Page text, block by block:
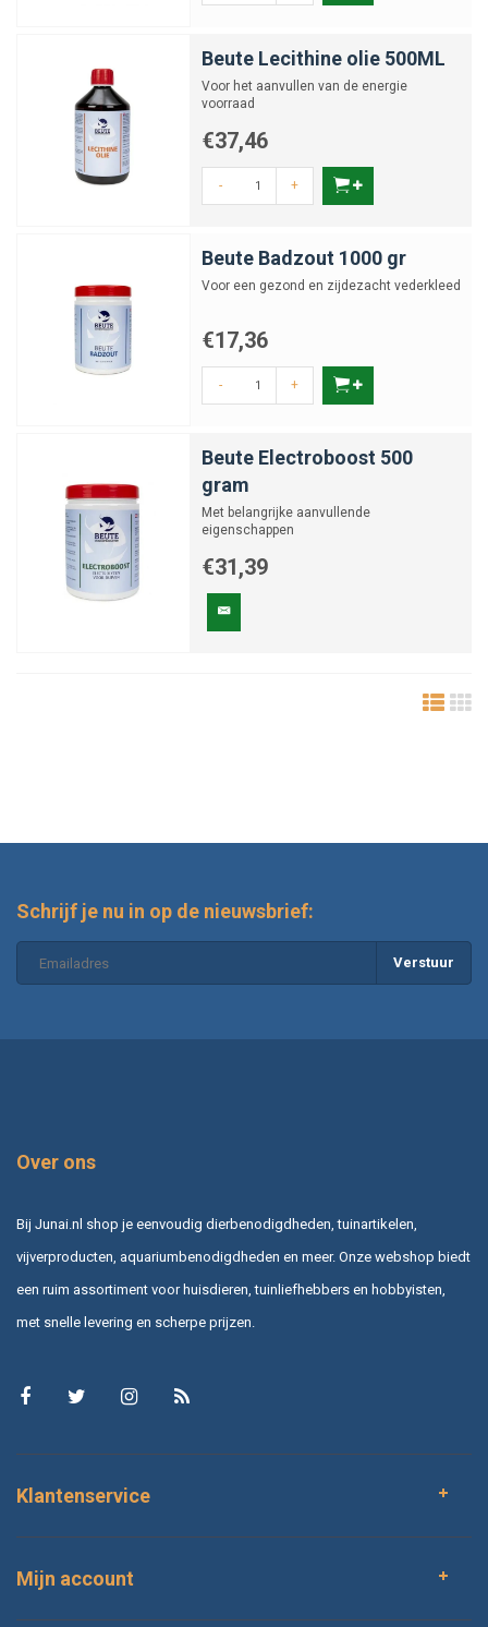
Beute Lecithine olie 500ML
Voor het aanvullen van de energie
voorraad
€37,46
- +
Beute Badzout 1000 gr
Voor een gezond en zijdezacht vederkleed
€17,36
- +
Beute Electroboost 500
gram
Met belangrijke aanvullende
eigenschappen
€31,39
Schrijf je nu in op de nieuwsbrief:
Verstuur
Over ons
Bij Junai.nl shop je eenvoudig dierbenodigdheden, tuinartikelen,
vijverproducten, aquariumbenodigdheden en meer. Onze webshop biedt
een ruim assortiment voor huisdieren, tuinliefhebbers en hobbyisten,
met snelle levering en scherpe prijzen.
Klantenservice
Mijn account